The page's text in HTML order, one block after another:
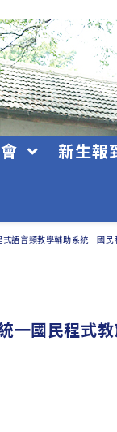
新生報
語言類教學輔助系統一國
國民程式教